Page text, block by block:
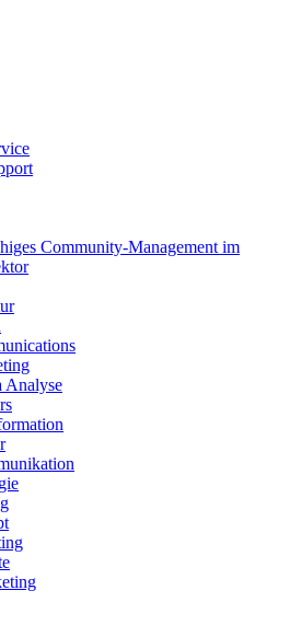
Community-Management im
Analyse